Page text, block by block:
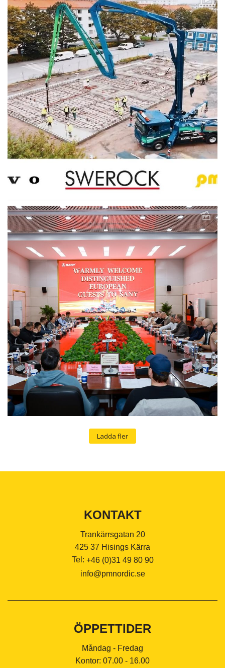
Ladda fler
KONTAKT
Trankärrsgatan 20
425 37 Hisings Kärra
Tel: +46 (0)31 49 80 90
info@pmnordic.se
ÖPPETTIDER
Måndag - Fredag
Kontor: 07.00 - 16.00